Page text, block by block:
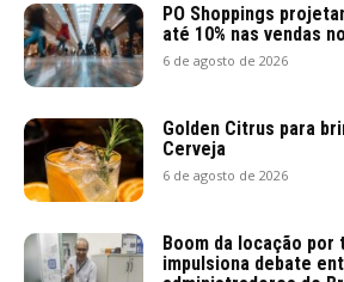
PO Shoppings
até 10% nas vendas
6 de agosto de 2026
Golden Citrus para
Cerveja
6 de agosto de 2026
Boom da locação por
impulsiona debate